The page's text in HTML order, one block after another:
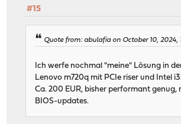
#15
Quote from: abulafia on October 10, 2024,
Ich werfe nochmal "meine" Lösung in
Lenovo m720q mit PCIe riser und Intel
Ca. 200 EUR, bisher performant genug,
BIOS-updates.